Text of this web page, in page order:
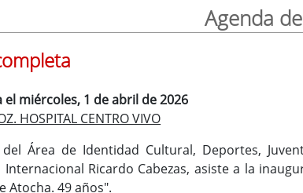
Agenda
el miércoles, 1 de abril de 2026
HOSPITAL CENTRO VIVO
Área de Identidad Cultural, Deportes,
Internacional Ricardo Cabezas, asiste a la
Atocha. 49 años".